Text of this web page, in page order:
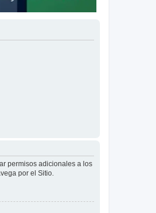
permisos adicionales a los
por el Sitio.